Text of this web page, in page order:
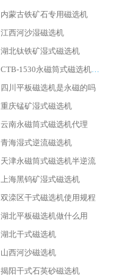
内蒙古铁矿石专用磁选机
江西河沙湿磁选机
湖北钛铁矿湿式磁选机
四川平板磁选机是永磁的吗
重庆锰矿湿式磁选机
云南永磁筒式磁选机代理
青海湿式逆流磁选机
天津永磁筒式磁选机半逆流
上海黑钨矿湿式磁选机
双滦区干式磁选机使用规程
湖北平板磁选机做什么用
湖北干式磁选机
山西河沙磁选机
揭阳干式石英砂磁选机